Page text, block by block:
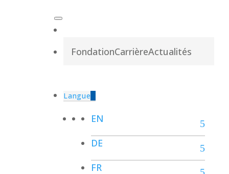
FondationCarrièreActualités
Langue
EN
DE
FR